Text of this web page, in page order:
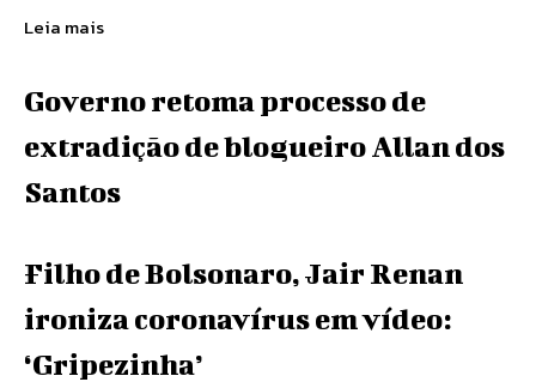
Leia mais
Governo retoma processo de
extradição de blogueiro Allan dos
Santos
Filho de Bolsonaro, Jair Renan
ironiza coronavírus em vídeo:
‘Gripezinha’